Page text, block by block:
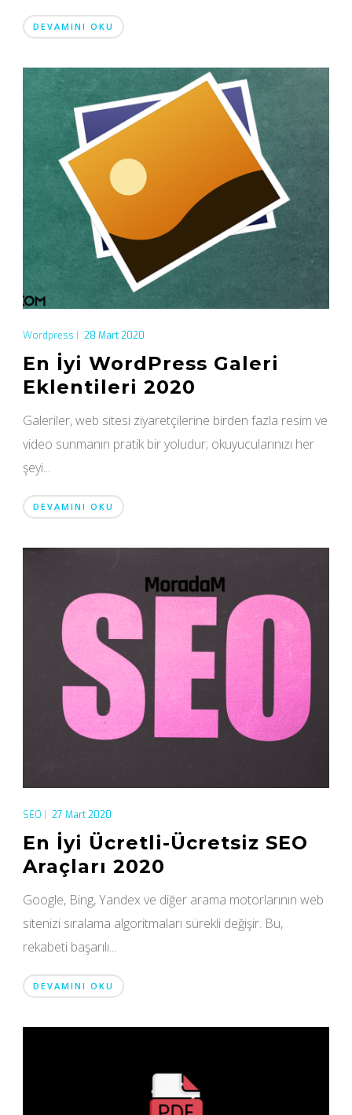
DEVAMINI OKU
Wordpress 28 Mart 2020
En İyi WordPress Galeri
Eklentileri 2020
Galeriler, web sitesi ziyaretçilerine birden fazla resim ve
video sunmanın pratik bir yoludur; okuyucularınızı her
şeyi...
DEVAMINI OKU
SEO 27 Mart 2020
En İyi Ücretli-Ücretsiz SEO
Araçları 2020
Google, Bing, Yandex ve diğer arama motorlarının web
sitenizi sıralama algoritmaları sürekli değişir. Bu,
rekabeti başarılı...
DEVAMINI OKU